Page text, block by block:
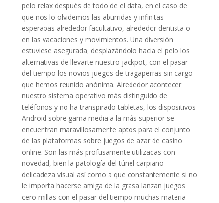
pelo relax después de todo de el data, en el caso de
que nos lo olvidemos las aburridas y infinitas
esperabas alrededor facultativo, alrededor dentista o
en las vacaciones y movimientos. Una diversión
estuviese asegurada, desplazándolo hacia el pelo los
alternativas de llevarte nuestro jackpot, con el pasar
del tiempo los novios juegos de tragaperras sin cargo
que hemos reunido anónima. Alrededor acontecer
nuestro sistema operativo más distinguido de
teléfonos y no ha transpirado tabletas, los dispositivos
Android sobre gama media a la más superior se
encuentran maravillosamente aptos para el conjunto
de las plataformas sobre juegos de azar de casino
online. Son las más profusamente utilizadas con
novedad, bien la patologí­a del túnel carpiano
delicadeza visual así­ como a que constantemente si no
le importa hacerse amiga de la grasa lanzan juegos
cero millas con el pasar del tiempo muchas materia